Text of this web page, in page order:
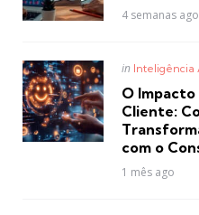
4 semanas ago
Posted
in Inteligência
O Impacto
Cliente:
com o
1 mês ago